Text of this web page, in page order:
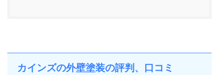
カインズの外壁塗装の評判、口コミ